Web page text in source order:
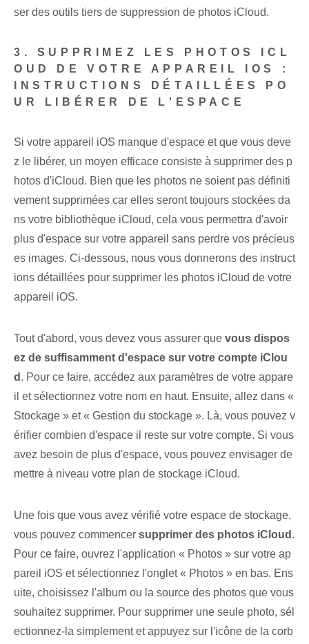
ser des outils tiers de suppression de photos iCloud.
3. SUPPRIMEZ LES PHOTOS ICL
OUD DE VOTRE APPAREIL IOS :
INSTRUCTIONS DÉTAILLÉES PO
UR LIBÉRER DE L'ESPACE
Si votre appareil iOS manque d'espace et que vous deve
z le libérer, un moyen efficace consiste à supprimer des p
hotos d'iCloud. Bien que les photos ne soient pas définiti
vement supprimées car elles seront toujours stockées da
ns votre bibliothèque iCloud, cela vous permettra d'avoir
plus d'espace sur votre appareil sans perdre vos précieus
es images. Ci-dessous, nous vous donnerons des instruct
ions détaillées pour supprimer les photos iCloud de votre
appareil iOS.
Tout d'abord, vous devez vous assurer que vous dispos
ez de suffisamment d'espace sur votre compte iClou
d . Pour ce faire, accédez aux paramètres de votre appare
il et sélectionnez votre nom en haut. Ensuite, allez dans «
Stockage » et « Gestion du stockage ». Là, vous pouvez v
érifier combien d'espace il reste sur votre compte. Si vous
avez besoin de plus d'espace, vous pouvez envisager de
mettre à niveau votre plan de stockage iCloud.
Une fois que vous avez vérifié votre espace de stockage,
vous pouvez commencer supprimer des photos iCloud .
Pour ce faire, ouvrez l'application « Photos » sur votre ap
pareil iOS et sélectionnez l'onglet « Photos » en bas. Ens
uite, choisissez l'album ou la source des photos que vous
souhaitez supprimer. Pour supprimer une seule photo, sél
ectionnez-la simplement et appuyez sur l'icône de la corb